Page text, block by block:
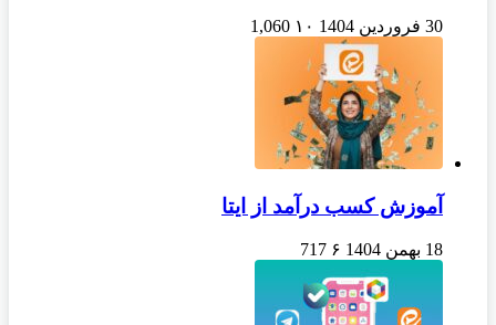
30 فروردین 1404 ۱۰ 1,060
آموزش کسب درآمد از ایتا
18 بهمن 1404 ۶ 717